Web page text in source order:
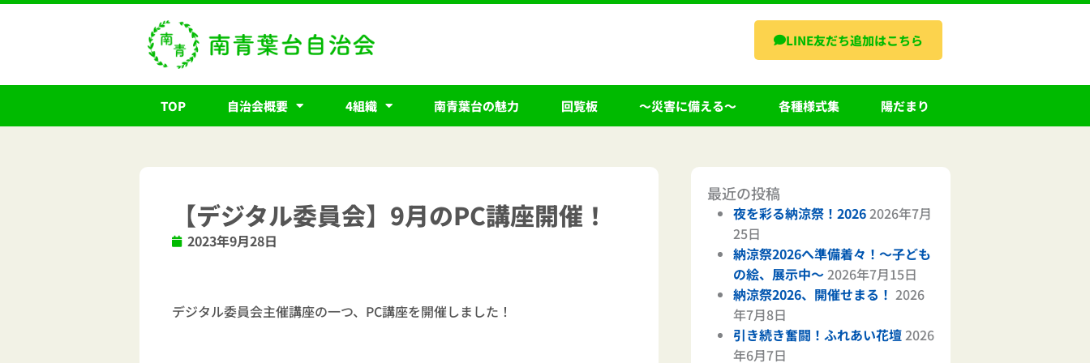
内
キ
プ
LINE友だち追加はこちら
TOP 自治会概要 4組織 南青葉台の魅力 回覧板 ～災害に備える～ 各種様式集 陽だまり
【デジタル委員会】9月のPC講座開催！
2023年9月28日
デジタル委員会主催講座の一つ、PC講座を開催しました！
最近の投稿
夜を彩る納涼祭！20262026年7月
25日
納涼祭2026へ準備着々！～子ども
の絵、展示中～2026年7月15日
納涼祭2026、開催せまる！ 2026
年7月8日
引き続き奮闘！ふれあい花壇2026
年6月7日